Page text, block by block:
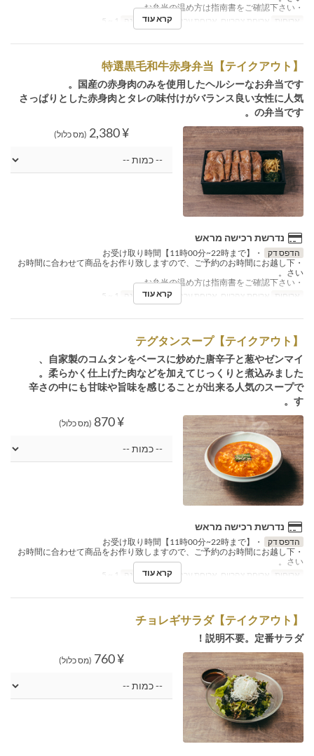
・お弁当の温め方は指南書をご確認下さい。
ארוחות ארוחת צהריים, ארוחת ערב מגבלת הזמנה
קרא עוד
【テイクアウト】特選黒毛和牛赤身弁当
国産の赤身肉のみを使用したヘルシーなお弁当です。
さっぱりとした赤身肉とタレの味付けがバランス良い女性に人気
の弁当です。
¥ 2,380 (מס כלול)
נדרשת רכישה מראש
הדפס דק
・お受け取り時間【11時00分~22時まで】
・お時間に合わせて商品をお作り致しますので、ご予約のお時間にお越し下
さい。
・お弁当の温め方は指南書をご確認下さい。
ארוחות ארוחת צהריים, ארוחת ערב מגבלת הזמנה
קרא עוד
【テイクアウト】テグタンスープ
自家製のコムタンをベースに炒めた唐辛子と葱やゼンマイ、
柔らかく仕上げた肉などを加えてじっくりと煮込みました。
辛さの中にも甘味や旨味を感じることが出来る人気のスープで
す。
¥ 870 (מס כלול)
נדרשת רכישה מראש
הדפס דק
・お受け取り時間【11時00分~22時まで】
・お時間に合わせて商品をお作り致しますので、ご予約のお時間にお越し下
さい。
ארוחות ארוחת צהריים, ארוחת ערב מגבלת הזמנה
קרא עוד
【テイクアウト】チョレギサラダ
説明不要。定番サラダ！
¥ 760 (מס כלול)